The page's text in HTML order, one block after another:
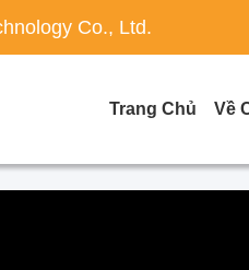
Co., Ltd.
Trang Chủ Về